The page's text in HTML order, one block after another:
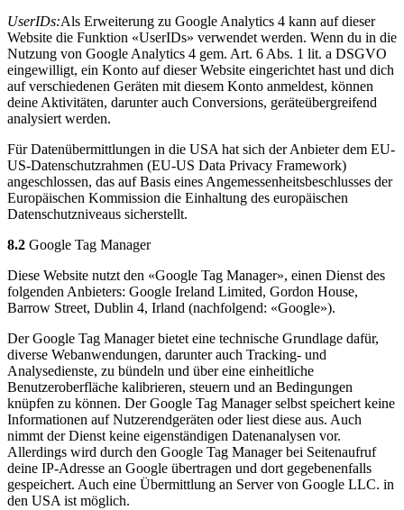
UserIDs:Als Erweiterung zu Google Analytics 4 kann auf dieser
Website die Funktion «UserIDs» verwendet werden. Wenn du in die
Nutzung von Google Analytics 4 gem. Art. 6 Abs. 1 lit. a DSGVO
eingewilligt, ein Konto auf dieser Website eingerichtet hast und dich
auf verschiedenen Geräten mit diesem Konto anmeldest, können
deine Aktivitäten, darunter auch Conversions, geräteübergreifend
analysiert werden.
Für Datenübermittlungen in die USA hat sich der Anbieter dem EU-
US-Datenschutzrahmen (EU-US Data Privacy Framework)
angeschlossen, das auf Basis eines Angemessenheitsbeschlusses der
Europäischen Kommission die Einhaltung des europäischen
Datenschutzniveaus sicherstellt.
8.2 Google Tag Manager
Diese Website nutzt den «Google Tag Manager», einen Dienst des
folgenden Anbieters: Google Ireland Limited, Gordon House,
Barrow Street, Dublin 4, Irland (nachfolgend: «Google»).
Der Google Tag Manager bietet eine technische Grundlage dafür,
diverse Webanwendungen, darunter auch Tracking- und
Analysedienste, zu bündeln und über eine einheitliche
Benutzeroberfläche kalibrieren, steuern und an Bedingungen
knüpfen zu können. Der Google Tag Manager selbst speichert keine
Informationen auf Nutzerendgeräten oder liest diese aus. Auch
nimmt der Dienst keine eigenständigen Datenanalysen vor.
Allerdings wird durch den Google Tag Manager bei Seitenaufruf
deine IP-Adresse an Google übertragen und dort gegebenenfalls
gespeichert. Auch eine Übermittlung an Server von Google LLC. in
den USA ist möglich.